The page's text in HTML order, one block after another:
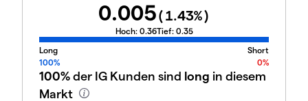
0.005(1.43%)
Hoch: 0.36Tief: 0.35
Long
Short
100%
0%
100%der IG Kunden sind long in diesem
Markt